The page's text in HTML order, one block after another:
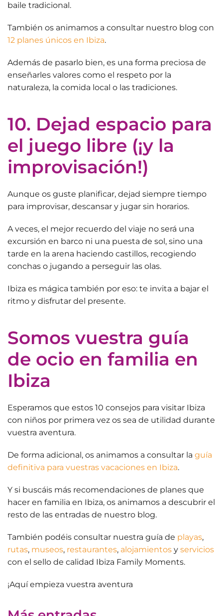
baile tradicional.
También os animamos a consultar nuestro blog con
12 planes únicos en Ibiza.
Además de pasarlo bien, es una forma preciosa de
enseñarles valores como el respeto por la
naturaleza, la comida local o las tradiciones.
10. Dejad espacio para
el juego libre (¡y la
improvisación!)
Aunque os guste planificar, dejad siempre tiempo
para improvisar, descansar y jugar sin horarios.
A veces, el mejor recuerdo del viaje no será una
excursión en barco ni una puesta de sol, sino una
tarde en la arena haciendo castillos, recogiendo
conchas o jugando a perseguir las olas.
Ibiza es mágica también por eso: te invita a bajar el
ritmo y disfrutar del presente.
Somos vuestra guía
de ocio en familia en
Ibiza
Esperamos que estos 10 consejos para visitar Ibiza
con niños por primera vez os sea de utilidad durante
vuestra aventura.
De forma adicional, os animamos a consultar la guía
definitiva para vuestras vacaciones en Ibiza.
Y si buscáis más recomendaciones de planes que
hacer en familia en Ibiza, os animamos a descubrir el
resto de las entradas de nuestro blog.
También podéis consultar nuestra guía de playas,
rutas, museos, restaurantes, alojamientos y servicios
con el sello de calidad Ibiza Family Moments.
¡Aquí empieza vuestra aventura